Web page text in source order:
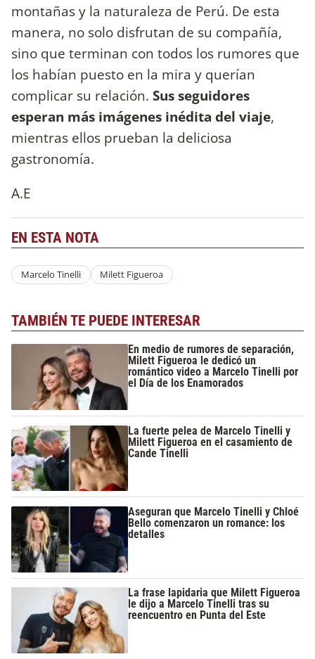
montañas y la naturaleza de Perú. De esta
manera, no solo disfrutan de su compañía,
sino que terminan con todos los rumores que
los habían puesto en la mira y querían
complicar su relación. Sus seguidores
esperan más imágenes inédita del viaje,
mientras ellos prueban la deliciosa
gastronomía.
A.E
EN ESTA NOTA
Marcelo Tinelli Milett Figueroa
TAMBIÉN TE PUEDE INTERESAR
En medio de rumores de separación,
Milett Figueroa le dedicó un
romántico video a Marcelo Tinelli por
el Día de los Enamorados
La fuerte pelea de Marcelo Tinelli y
Milett Figueroa en el casamiento de
Cande Tinelli
Aseguran que Marcelo Tinelli y Chloé
Bello comenzaron un romance: los
detalles
La frase lapidaria que Milett Figueroa
le dijo a Marcelo Tinelli tras su
reencuentro en Punta del Este